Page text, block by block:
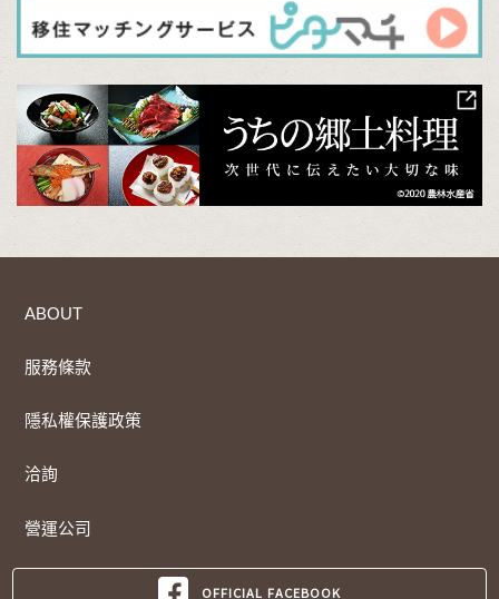
ABOUT
服務條款
隱私權保護政策
洽詢
營運公司
OFFICIAL FACEBOOK